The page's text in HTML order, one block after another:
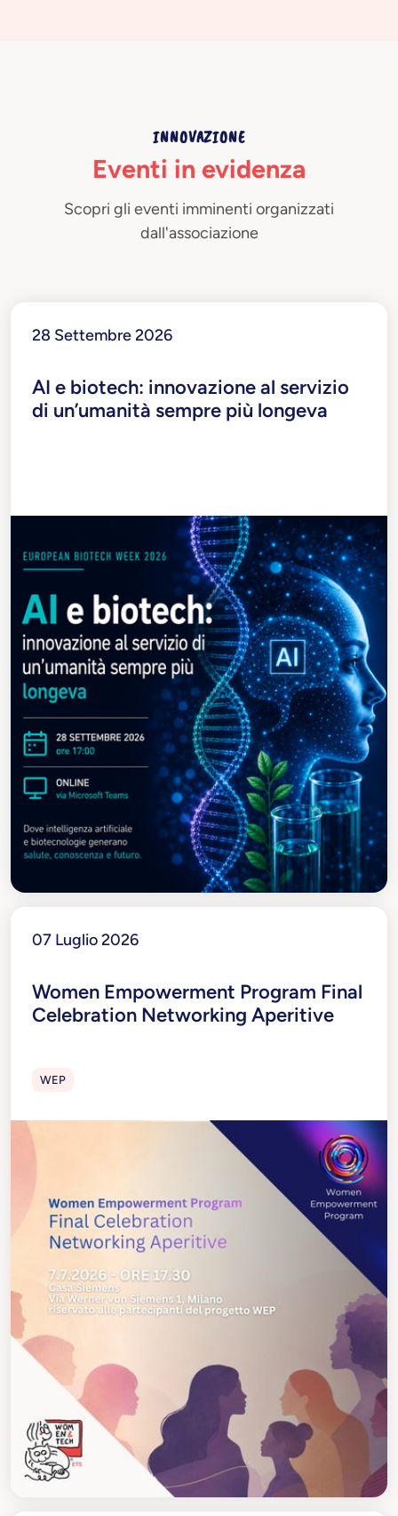
INNOVAZIONE
Eventi in evidenza
Scopri gli eventi imminenti organizzati
dall'associazione
28 Settembre 2026
AI e biotech: innovazione al servizio
di un’umanità sempre più longeva
07 Luglio 2026
Women Empowerment Program Final
Celebration Networking Aperitive
WEP